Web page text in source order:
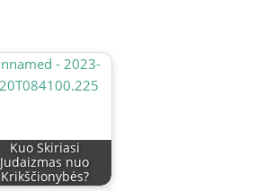
Kuo Skiriasi
Judaizmas nuo
Krikščionybės?